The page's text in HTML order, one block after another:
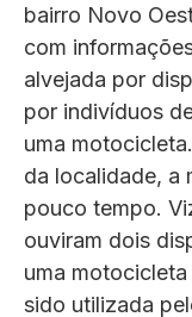
bairro Novo
com
alvejada por
por indivíduos
uma
da localidade, a
pouco tempo.
ouviram dois
uma
sido utilizada